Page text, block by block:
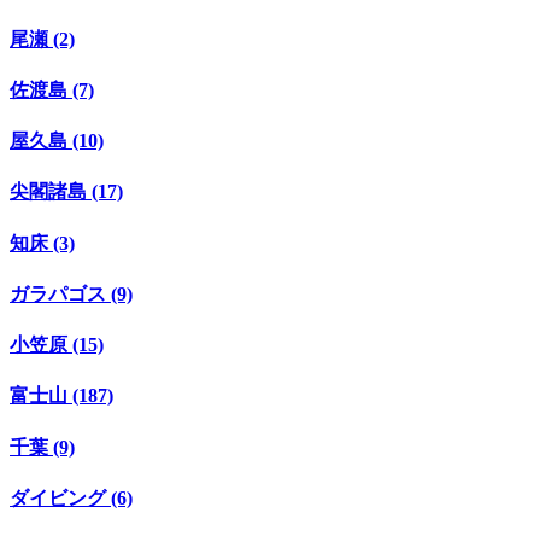
尾瀬 (2)
佐渡島 (7)
屋久島 (10)
尖閣諸島 (17)
知床 (3)
ガラパゴス (9)
小笠原 (15)
富士山 (187)
千葉 (9)
ダイビング (6)